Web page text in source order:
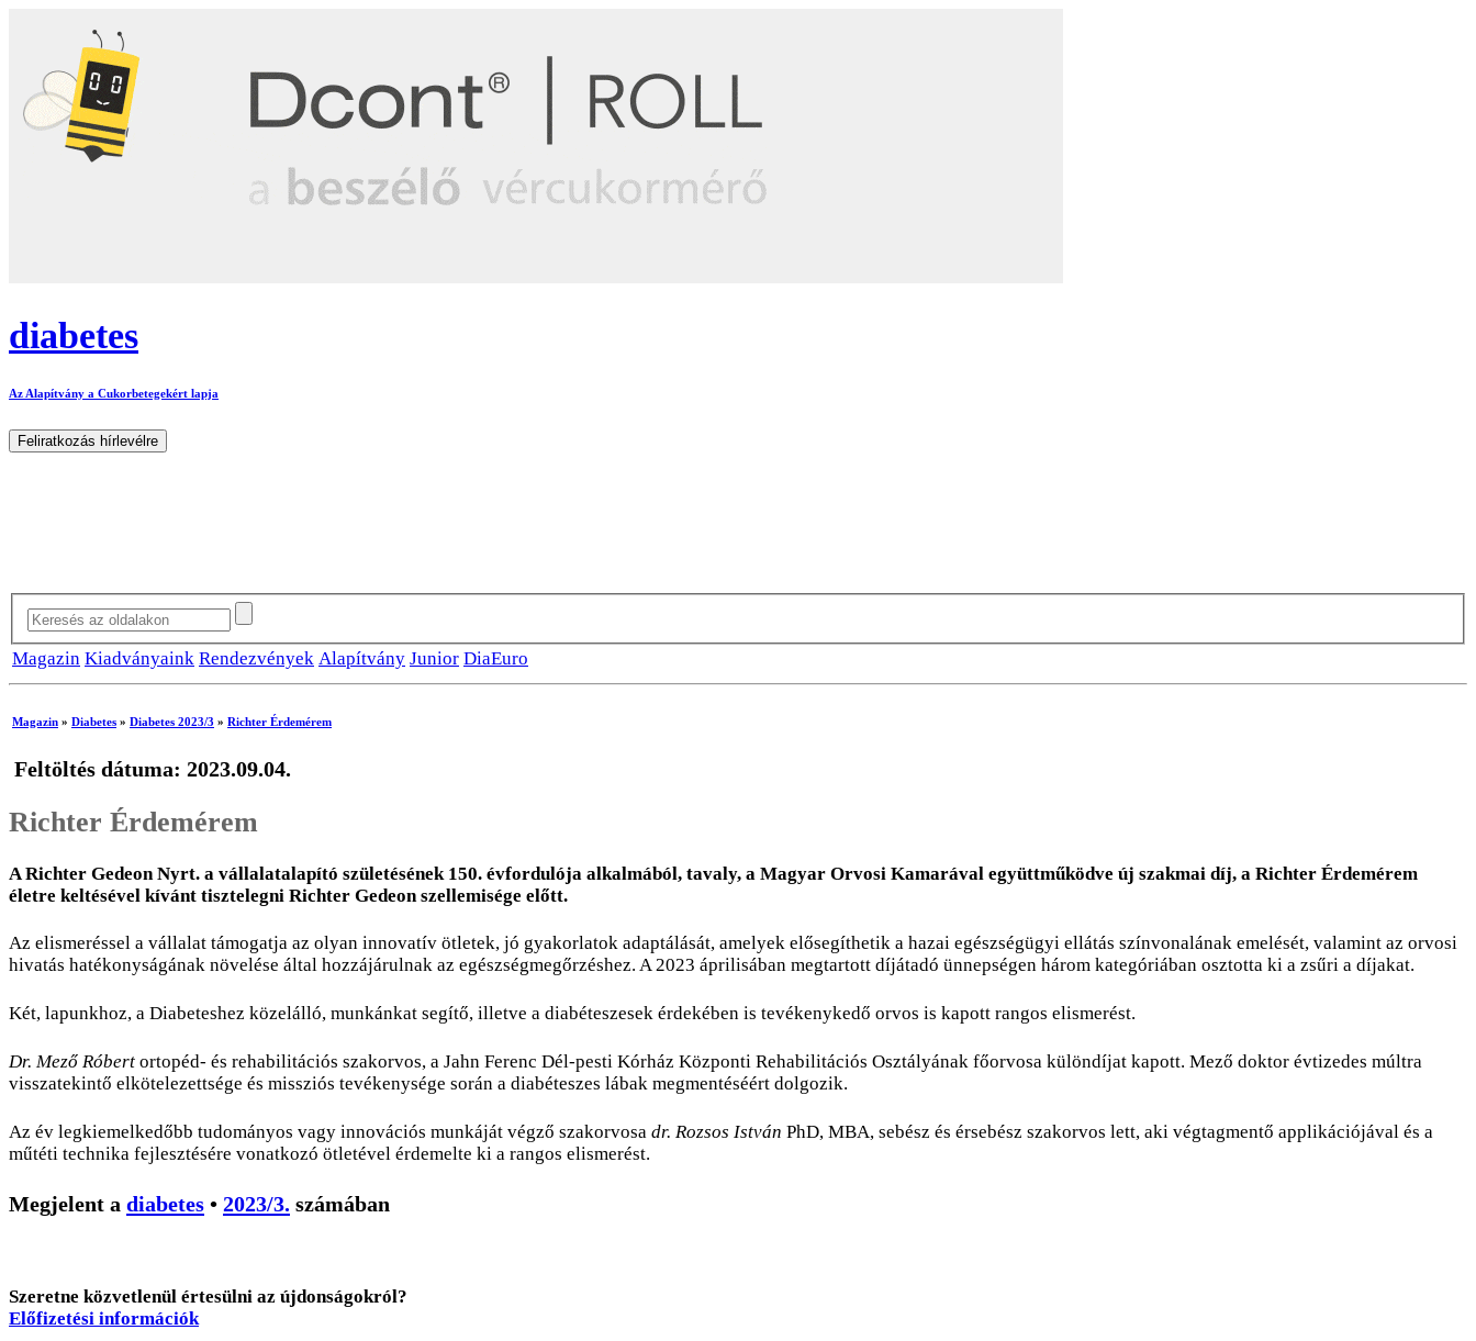
diabetes
Az Alapítvány a Cukorbetegekért lapja
Magazin Kiadványaink Rendezvények Alapítvány Junior DiaEuro
Magazin » Diabetes » Diabetes 2023/3 » Richter Érdemérem
Feltöltés dátuma: 2023.09.04.
Richter Érdemérem
A Richter Gedeon Nyrt. a vállalatalapító születésének 150. évfordulója alkalmából, tavaly, a Magyar Orvosi Kamarával együttműködve új szakmai díj, a Richter Érdemérem
életre keltésével kívánt tisztelegni Richter Gedeon szellemisége előtt.
Az elismeréssel a vállalat támogatja az olyan innovatív ötletek, jó gyakorlatok adaptálását, amelyek elősegíthetik a hazai egészségügyi ellátás színvonalának emelését, valamint az orvosi
hivatás hatékonyságának növelése által hozzájárulnak az egészségmegőrzéshez. A 2023 áprilisában megtartott díjátadó ünnepségen három kategóriában osztotta ki a zsűri a díjakat.
Két, lapunkhoz, a Diabeteshez közelálló, munkánkat segítő, illetve a diabéteszesek érdekében is tevékenykedő orvos is kapott rangos elismerést.
Dr. Mező Róbert ortopéd- és rehabilitációs szakorvos, a Jahn Ferenc Dél-pesti Kórház Központi Rehabilitációs Osztályának főorvosa különdíjat kapott. Mező doktor évtizedes múltra
visszatekintő elkötelezettsége és missziós tevékenysége során a diabéteszes lábak megmentéséért dolgozik.
Az év legkiemelkedőbb tudományos vagy innovációs munkáját végző szakorvosa dr. Rozsos István PhD, MBA, sebész és érsebész szakorvos lett, aki végtagmentő applikációjával és a
műtéti technika fejlesztésére vonatkozó ötletével érdemelte ki a rangos elismerést.
Megjelent a diabetes • 2023/3. számában
Szeretne közvetlenül értesülni az újdonságokról?
Előfizetési információk